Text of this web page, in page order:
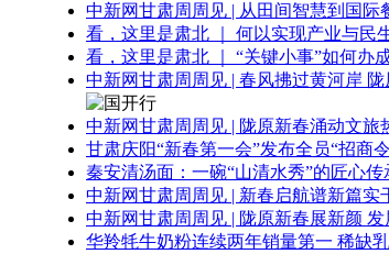
中新网甘肃周周见 | 从田间智慧到国际
看，这里是肃北 ｜ 何以实现产业与民
看，这里是肃北 ｜ “关键小事”如何办
中新网甘肃周周见 | 春风拂过黄河岸
中新网甘肃周周见 | 陇原新春涌动文旅
甘肃庆阳“新春第一会”发布全员“招商
秦安清汤面：一碗“山清水秀”的匠心传
中新网甘肃周周见 | 新春启航谱新篇实
中新网甘肃周周见 | 陇原新春展新颜
华羚牦牛奶粉连续两年销量第一 稀缺